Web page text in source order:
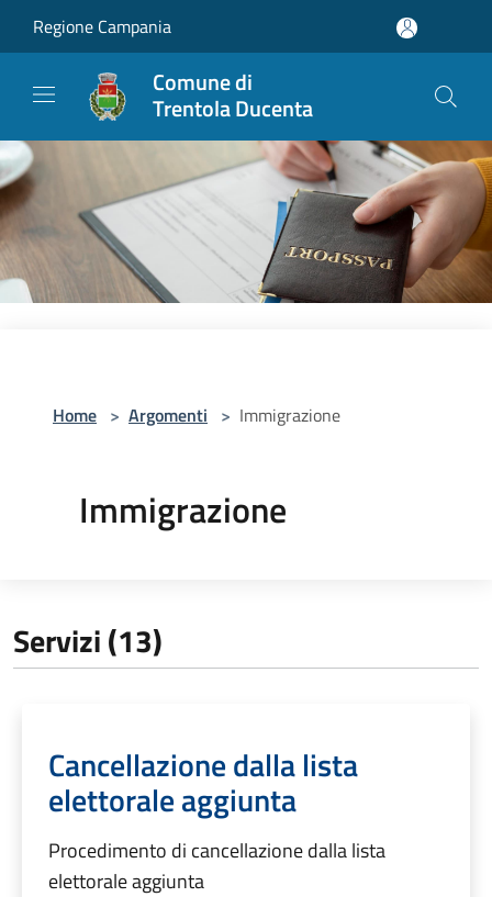
Regione Campania
Comune di
Trentola Ducenta
Home > Argomenti > Immigrazione
Immigrazione
Servizi (13)
Cancellazione dalla lista
elettorale aggiunta
Procedimento di cancellazione dalla lista
elettorale aggiunta